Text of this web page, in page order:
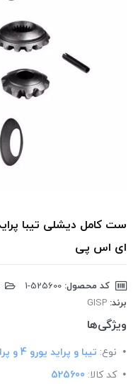
ای اس پی
کد محصول:
برند: GISP
ویژگی‌ها
نوع: تیبا و پراید یورو 4 و پراید 151
کد کالا: 525600